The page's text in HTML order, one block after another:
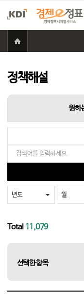
로
동
정책해설
원하
Total 11,079
입
력
하
요
년도
월
선택한 항목